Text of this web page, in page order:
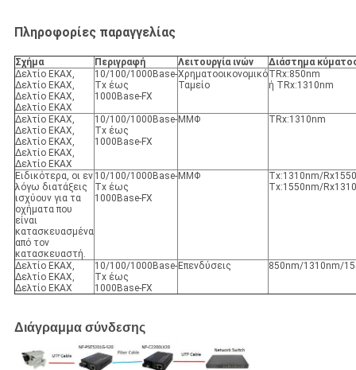
Πληροφορίες παραγγελίας
Σχήμα Περιγραφή Λειτουργία ινών
Διάστημα
Δελτίο ΕΚΑΧ,
Δελτίο ΕΚΑΧ,
Δελτίο ΕΚΑΧ,
Δελτίο ΕΚΑΧ
10/100/1000Base-
Tx έως
1000Base-FX
Χρηματοοικονομικό
Ταμείο
TRx:850nm
ή TRx:1310nm
Δελτίο ΕΚΑΧ,
Δελτίο ΕΚΑΧ,
Δελτίο ΕΚΑΧ,
Δελτίο ΕΚΑΧ,
Δελτίο ΕΚΑΧ
10/100/1000Base-
Tx έως
1000Base-FX
ΜΜΦ TRx:1310nm
Ειδικότερα, οι εν
λόγω διατάξεις
ισχύουν για τα
οχήματα που
είναι
κατασκευασμένα
από τον
κατασκευαστή.
10/100/1000Base-
Tx έως
1000Base-FX
ΜΜΦ
Tx:1310nm/
Tx:1550nm/
Δελτίο ΕΚΑΧ,
Δελτίο ΕΚΑΧ,
Δελτίο ΕΚΑΧ
10/100/1000Base-
Tx έως
1000Base-FX
Επενδύσεις 850nm/1310nm/
Διάγραμμα σύνδεσης